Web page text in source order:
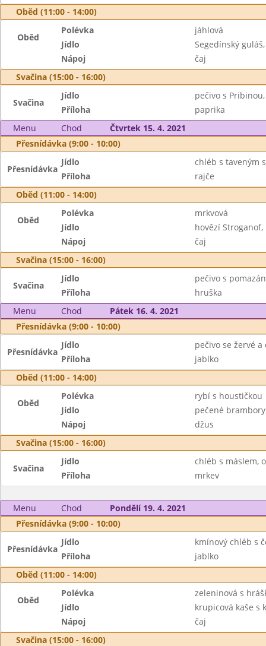
Oběd (11:00 - 14:00)
Oběd
Polévka
jáhlová
Jídlo
Segedínský
Nápoj
čaj
Svačina (15:00 - 16:00)
Svačina
Jídlo
pečivo s
Příloha
paprika
Menu
Chod
Čtvrtek 15. 4. 2021
Přesnídávka (9:00 - 10:00)
Přesnídávka
Jídlo
chléb s taveným
Příloha
rajče
Oběd (11:00 - 14:00)
Oběd
Polévka
mrkvová
Jídlo
hovězí
Nápoj
čaj
Svačina (15:00 - 16:00)
Svačina
Jídlo
pečivo s
Příloha
hruška
Menu
Chod
Pátek 16. 4. 2021
Přesnídávka (9:00 - 10:00)
Přesnídávka
Jídlo
pečivo se žervé
Příloha
jablko
Oběd (11:00 - 14:00)
Oběd
Polévka
rybí s houstičkou
Jídlo
pečené
Nápoj
džus
Svačina (15:00 - 16:00)
Svačina
Jídlo
chléb s máslem,
Příloha
mrkev
Menu Chod
Pondělí 19. 4. 2021
Přesnídávka (9:00 - 10:00)
Přesnídávka
Jídlo
kmínový chléb s
Příloha
jablko
Oběd (11:00 - 14:00)
Oběd
Polévka
zeleninová s
Jídlo
krupicová kaše s
Nápoj
čaj
Svačina (15:00 - 16:00)